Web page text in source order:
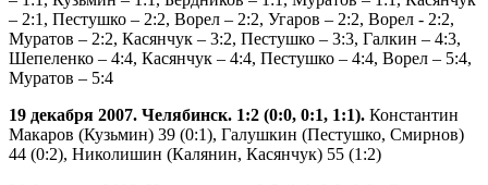
– 2:1, Пестушко – 2:2, Ворел – 2:2, Угаров – 2:2, Ворел - 2:2,
Муратов – 2:2, Касянчук – 3:2, Пестушко – 3:3, Галкин – 4:3,
Шепеленко – 4:4, Касянчук – 4:4, Пестушко – 4:4, Ворел – 5:4,
Муратов – 5:4
19 декабря 2007. Челябинск. 1:2 (0:0, 0:1, 1:1). Константин
Макаров (Кузьмин) 39 (0:1), Галушкин (Пестушко, Смирнов)
44 (0:2), Николишин (Калянин, Касянчук) 55 (1:2)